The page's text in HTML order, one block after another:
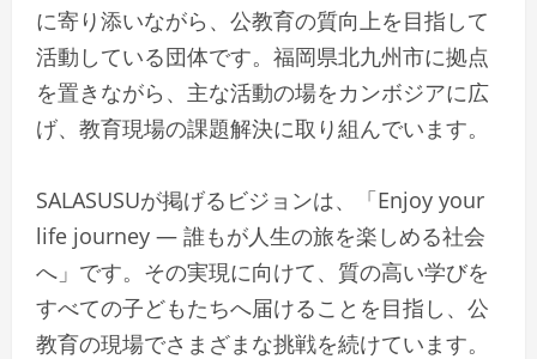
に寄り添いながら、公教育の質向上を目指して
活動している団体です。福岡県北九州市に拠点
を置きながら、主な活動の場をカンボジアに広
げ、教育現場の課題解決に取り組んでいます。
SALASUSUが掲げるビジョンは、「Enjoy your
life journey ― 誰もが人生の旅を楽しめる社会
へ」です。その実現に向けて、質の高い学びを
すべての子どもたちへ届けることを目指し、公
教育の現場でさまざまな挑戦を続けています。